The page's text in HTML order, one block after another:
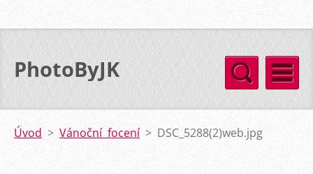
PhotoByJK
Úvod > Vánoční focení > DSC_5288(2)web.jpg